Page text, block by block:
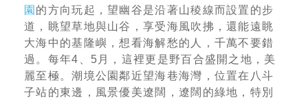
園 的方向玩起，望幽谷是沿著山稜線而設置的步
道，眺望草地與山谷，享受海風吹拂，還能遠眺
大海中的基隆嶼，想看海解愁的人，千萬不要錯
過。每年4、5月，這裡更是野百合盛開之地，美
麗至極。潮境公園鄰近望海巷海灣，位置在八斗
子站的東邊，風景優美遼闊，遼闊的綠地，特別